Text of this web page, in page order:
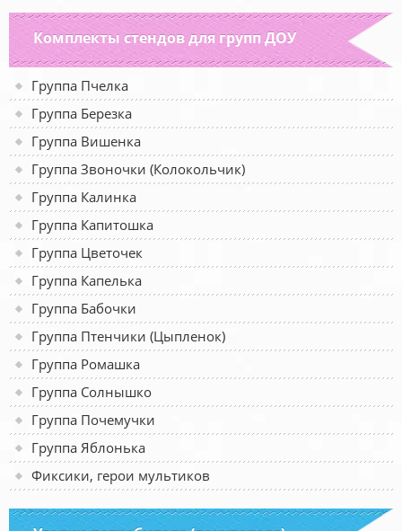
Комплекты стендов для групп ДОУ
Группа Пчелка
Группа Березка
Группа Вишенка
Группа Звоночки (Колокольчик)
Группа Калинка
Группа Капитошка
Группа Цветочек
Группа Капелька
Группа Бабочки
Группа Птенчики (Цыпленок)
Группа Ромашка
Группа Солнышко
Группа Почемучки
Группа Яблонька
Фиксики, герои мультиков